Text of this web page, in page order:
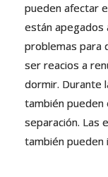
pueden afectar
están apegados
problemas para
ser reacios a
dormir. Durante
también pueden
separación. Las
también pueden